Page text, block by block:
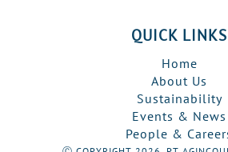
QUICK LINKS
Home
About Us
Sustainability
Events & News
People &